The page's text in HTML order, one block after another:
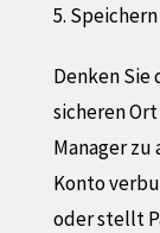
Denken Sie
sicheren
Manager
Konto
oder stellt